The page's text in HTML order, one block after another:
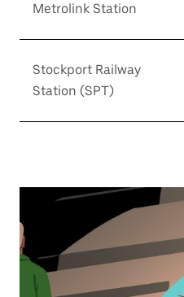
Metrolink Station
Stockport Railway
Station (SPT)